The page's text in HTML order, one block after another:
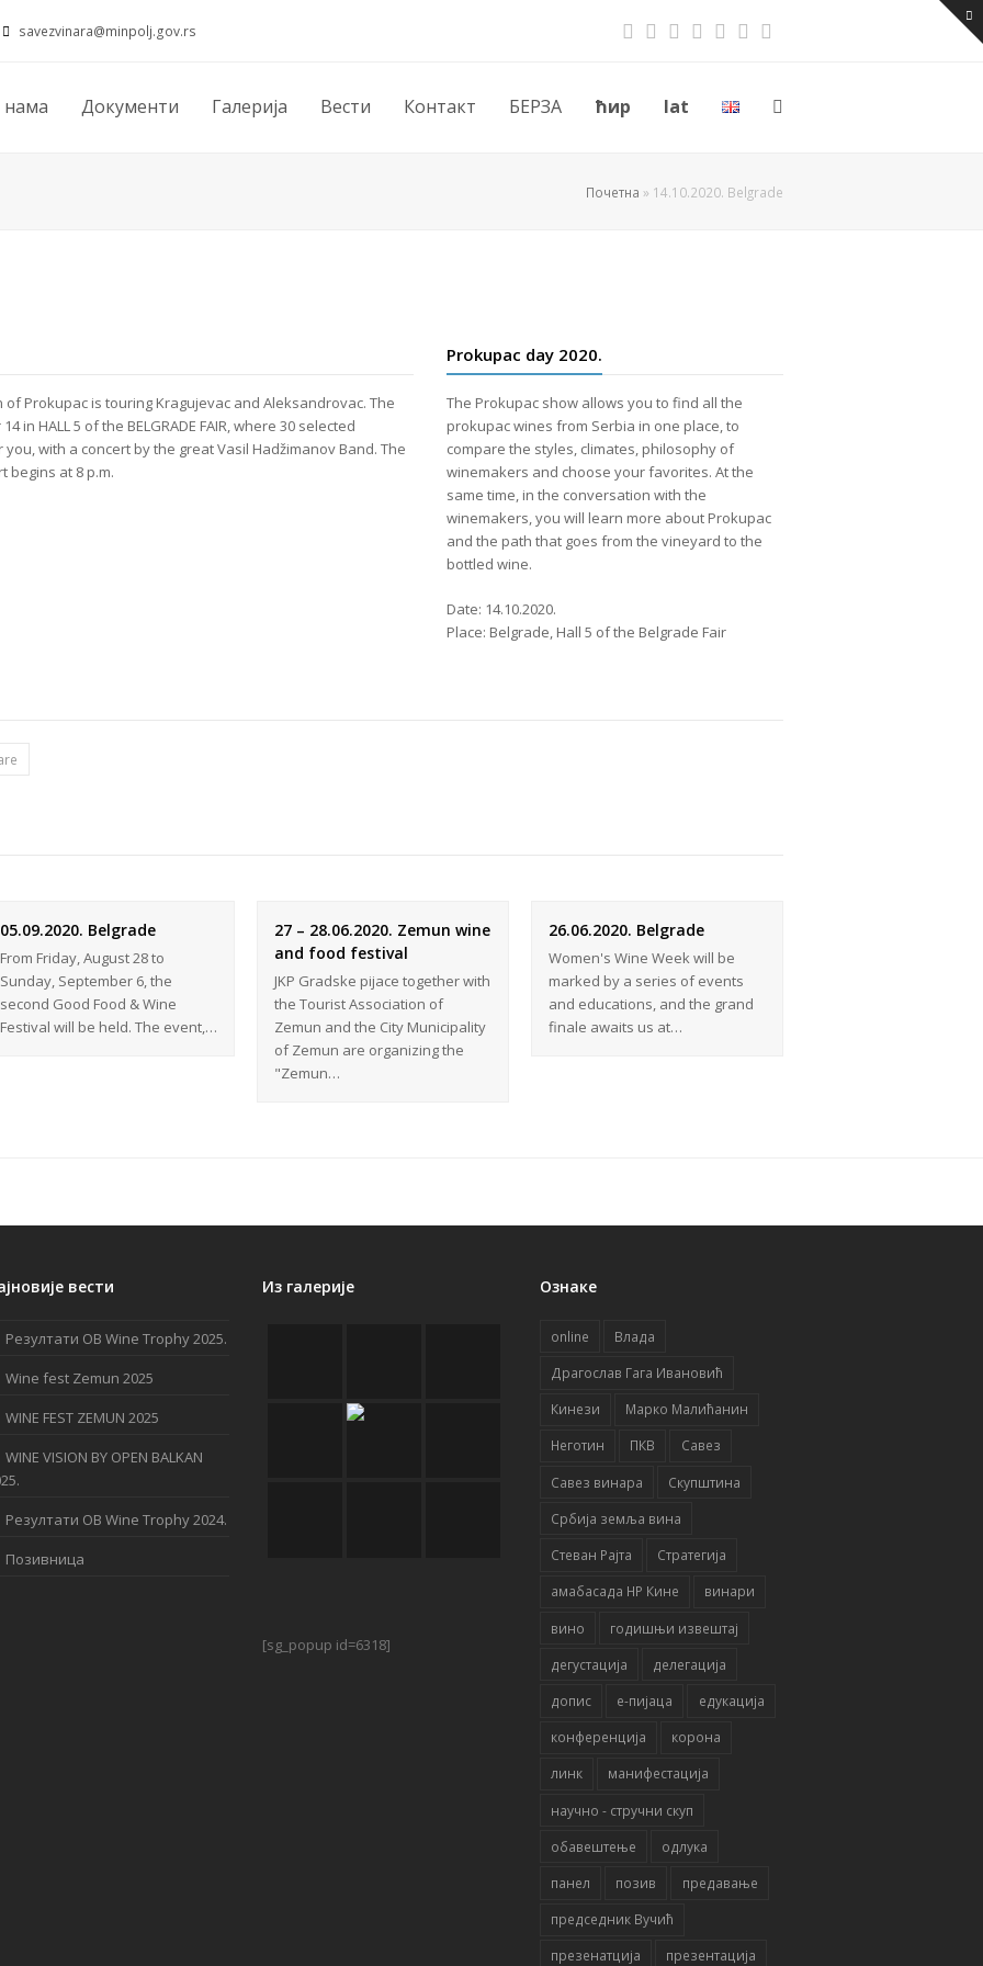
savezvinara@minpolj.gov.rs Twitter
Facebook
Instagram
Youtube
RSS Email
Документи Галерија Вести Контакт БЕРЗА ћир lat
Почетна » 14.10.2020. Belgrade
Prokupac is touring Kragujevac and Aleksandrovac. The
HALL 5 of the BELGRADE FAIR, where 30 selected
with a concert by the great Vasil Hadžimanov Band. The
begins at 8 p.m.
Prokupac day 2020.
The Prokupac show allows you to find all the
prokupac wines from Serbia in one place, to
compare the styles, climates, philosophy of
winemakers and choose your favorites. At the
same time, in the conversation with the
winemakers, you will learn more about Prokupac
and the path that goes from the vineyard to the
bottled wine.
Date: 14.10.2020.
Place: Belgrade, Hall 5 of the Belgrade Fair
05.09.2020. Belgrade
From Friday, August 28 to
Sunday, September 6, the
second Good Food & Wine
Festival will be held. The event,…
27 – 28.06.2020. Zemun wine
and food festival
JKP Gradske pijace together with
the Tourist Association of
Zemun and the City Municipality
of Zemun are organizing the
"Zemun…
26.06.2020. Belgrade
Women's Wine Week will be
marked by a series of events
and educations, and the grand
finale awaits us at…
вести
Резултати OB Wine Trophy 2025.
Wine fest Zemun 2025
WINE FEST ZEMUN 2025
WINE VISION BY OPEN BALKAN
Резултати OB Wine Trophy 2024.
Позивница
Из галерије
[sg_popup id=6318]
Ознаке
online
Влада
Драгослав Гага Ивановић
Кинези
Марко Малићанин
Неготин
ПКВ
Савез
Савез винара
Скупштина
Србија земља вина
Стеван Рајта
Стратегија
амабасада НР Кине
винари
вино
годишњи извештај
дегустација
делегација
допис
е-пијаца
едукација
конференција
корона
линк
манифестација
научно - стручни скуп
обавештење
одлука
панел
позив
предавање
председник Вучић
презенатција
презентација